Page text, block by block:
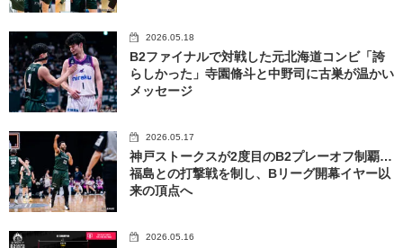
2026.05.18
B2ファイナルで対戦した元北海道コンビ「誇
らしかった」寺園脩斗と中野司に古巣が温かい
メッセージ
2026.05.17
神戸ストークスが2度目のB2プレーオフ制覇…
福島との打撃戦を制し、Bリーグ開幕イヤー以
来の頂点へ
2026.05.16